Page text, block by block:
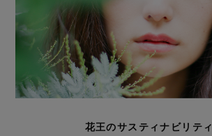
花王のサスティナビリティ